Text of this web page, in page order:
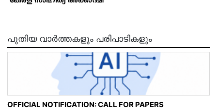
പുതിയ വാർത്തകളും പരിപാടികളും
OFFICIAL NOTIFICATION: CALL FOR PAPERS